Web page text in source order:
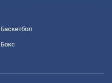
Баскетбол
Бокс